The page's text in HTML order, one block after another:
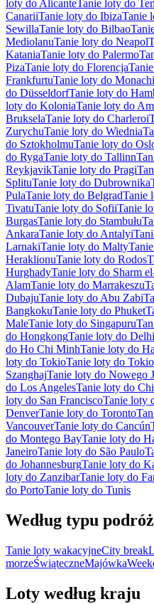
loty do AlicanteTanie loty do
CanariiTanie loty do IbizaTanie
SewillaTanie loty do Bilbao
MediolanuTanie loty do Neapol
KataniaTanie loty do Palermo
PizaTanie loty do Florencja
FrankfurtuTanie loty do
do DüsseldorfTanie loty do
loty do KoloniaTanie loty do
BrukselaTanie loty do Charleroi
ZurychuTanie loty do Wiednia
do SztokholmuTanie loty do
do RygaTanie loty do Tallinn
ReykjavikTanie loty do Pragi
SplituTanie loty do Dubrownika
PulaTanie loty do BelgradTanie
TivatuTanie loty do SofiiTanie
BurgasTanie loty do Stambułu
AnkaraTanie loty do Antalyi
LarnakiTanie loty do Malty
HeraklionuTanie loty do Rodos
HurghadyTanie loty do Sharm
AlamTanie loty do Marrakeszu
DubajuTanie loty do Abu Zabi
BangkokuTanie loty do Phuket
MaleTanie loty do Singapuru
do HongkongTanie loty do Delhi
do Ho Chi MinhTanie loty do
loty do TokioTanie loty do Tokio
SzanghajTanie loty do Nowego
do Los AngelesTanie loty do
loty do San FranciscoTanie loty
DenverTanie loty do Toronto
VancouverTanie loty do Cancún
do Montego BayTanie loty do
JaneiroTanie loty do São Paulo
do JohannesburgTanie loty do
loty do ZanzibarTanie loty do
do PortoTanie loty do Tunis
Według typu
Tanie loty wakacyjneCity break
morzeŚwiąteczneMajówka
Loty według kraju